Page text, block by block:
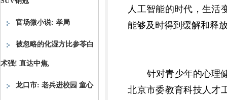
官场微小说: 孝局
被忽略的化湿方比参苓白
术强! 直达中焦,
龙口市: 老兵进校园 童心
人工智能的时代，生活
能够及时得到缓解和释
针对青少年的心理
北京市委教育科技人才